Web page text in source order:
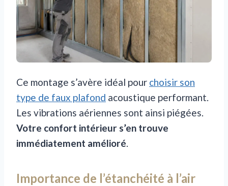
Ce montage s’avère idéal pour choisir son
type de faux plafond acoustique performant.
Les vibrations aériennes sont ainsi piégées.
Votre confort intérieur s’en trouve
immédiatement amélioré
Importance de l’étanchéité à l’air